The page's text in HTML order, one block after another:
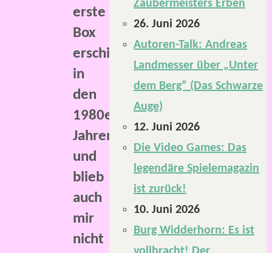
erste
Box
erschien
in
den
1980er-
Jahren
und
blieb
auch
mir
nicht
Zaubermeisters Erben
26. Juni 2026
Autoren-Talk: Andreas
Landmesser über „Unter
dem Berg“ (Das Schwarze
Auge)
12. Juni 2026
Die Video Games: Das
legendäre Spielemagazin
ist zurück!
10. Juni 2026
Burg Widderhorn: Es ist